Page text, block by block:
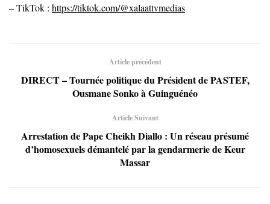
– TikTok : https://tiktok.com/@xalaattvmedias
Article précédent
DIRECT – Tournée politique du Président de PASTEF,
Ousmane Sonko à Guinguénéo
Article Suivant
Arrestation de Pape Cheikh Diallo : Un réseau présumé
d’homosexuels démantelé par la gendarmerie de Keur
Massar